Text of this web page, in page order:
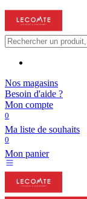
Nos magasins
Besoin d'aide ?
Mon compte
0
Ma liste de souhaits
0
Mon panier